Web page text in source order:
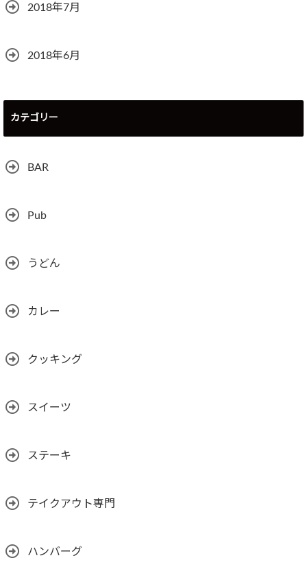
2018年7月
2018年6月
カテゴリー
BAR
Pub
うどん
カレー
クッキング
スイーツ
ステーキ
テイクアウト専門
ハンバーグ